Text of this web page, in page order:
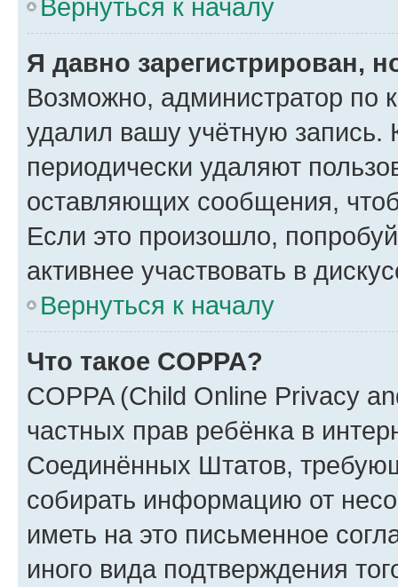
Вернуться к началу
Я давно зарегистрирован,
Возможно, администратор по
удалил вашу учётную запись.
периодически удаляют
оставляющих сообщения,
Если это произошло,
активнее участвовать в
Вернуться к началу
Что такое COPPA?
COPPA (Child Online Privacy
частных прав ребёнка в
Соединённых Штатов,
собирать информацию от
иметь на это письменное
иного вида подтверждения